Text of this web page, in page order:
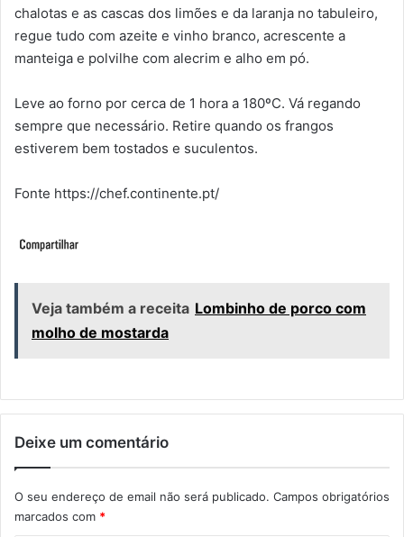
chalotas e as cascas dos limões e da laranja no tabuleiro,
regue tudo com azeite e vinho branco, acrescente a
manteiga e polvilhe com alecrim e alho em pó.
Leve ao forno por cerca de 1 hora a 180ºC. Vá regando
sempre que necessário. Retire quando os frangos
estiverem bem tostados e suculentos.
Fonte https://chef.continente.pt/
Veja também a receita Lombinho de porco com
molho de mostarda
Deixe um comentário
O seu endereço de email não será publicado. Campos obrigatórios
marcados com *